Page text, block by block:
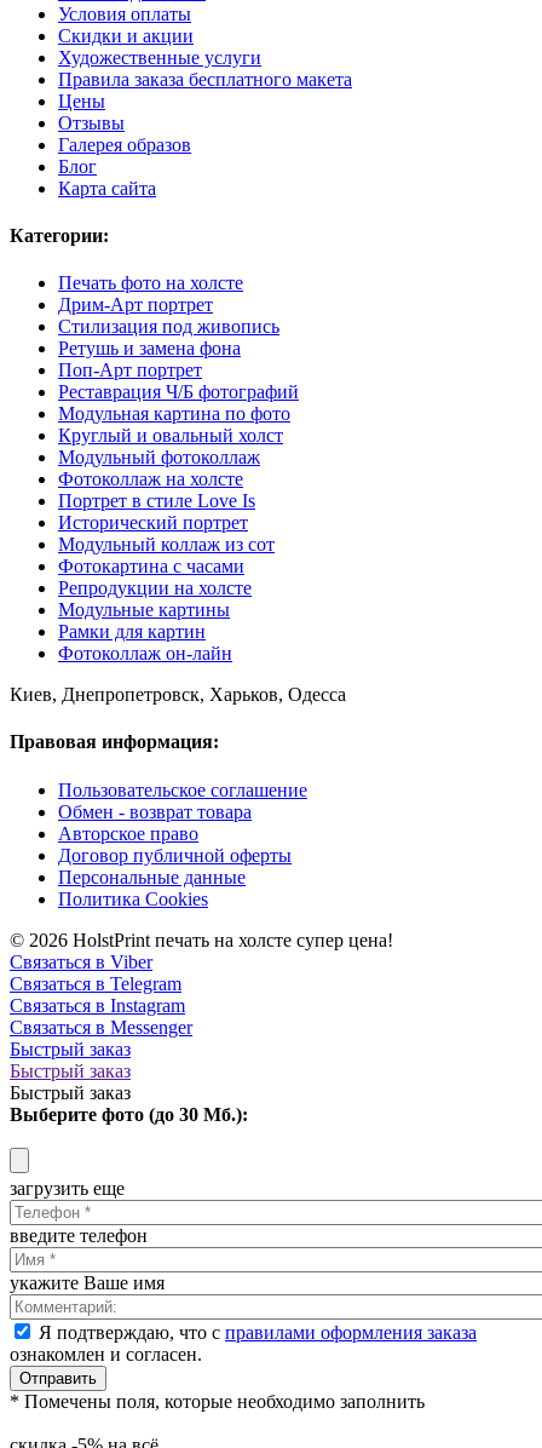
Условия оплаты
Скидки и акции
Художественные услуги
Правила заказа бесплатного макета
Цены
Отзывы
Галерея образов
Блог
Карта сайта
Категории:
Печать фото на холсте
Дрим-Арт портрет
Стилизация под живопись
Ретушь и замена фона
Поп-Арт портрет
Реставрация Ч/Б фотографий
Модульная картина по фото
Круглый и овальный холст
Модульный фотоколлаж
Фотоколлаж на холсте
Портрет в стиле Love Is
Исторический портрет
Модульный коллаж из сот
Фотокартина с часами
Репродукции на холсте
Модульные картины
Рамки для картин
Фотоколлаж он-лайн
Киев, Днепропетровск, Харьков, Одесса
Правовая информация:
Пользовательское соглашение
Обмен - возврат товара
Авторское право
Договор публичной оферты
Персональные данные
Политика Cookies
© 2026 HolstPrint печать на холсте супер цена!
Связаться в Viber
Связаться в Telegram
Связаться в Instagram
Связаться в Messenger
Быстрый заказ
Быстрый заказ
Быстрый заказ
Выберите фото (до 30 Мб.):
загрузить еще
введите телефон
укажите Ваше имя
Я подтверждаю, что с правилами оформления заказа
ознакомлен и согласен.
Отправить
* Помечены поля, которые необходимо заполнить